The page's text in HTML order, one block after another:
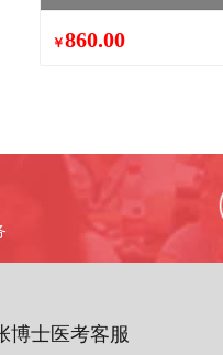
￥860.00
博士医考客服